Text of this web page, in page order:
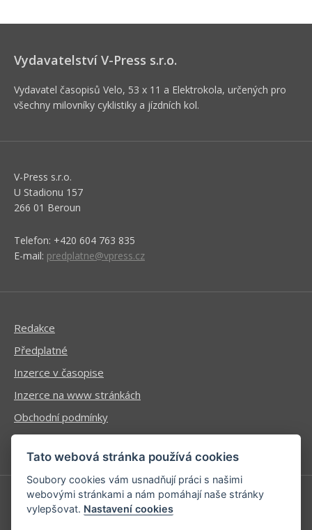
Vydavatelství V-Press s.r.o.
Vydavatel časopisů Velo, 53 x 11 a Elektrokola, určených pro
všechny milovníky cyklistiky a jízdních kol.
V-Press s.r.o.
U Stadionu 157
266 01 Beroun
Telefon: +420 604 763 835
E-mail: predplatne@vpress.cz
Redakce
Předplatné
Inzerce v časopise
Inzerce na www stránkách
Obchodní podmínky
Ochrana osobních údajů
Příhlášení | Registrace
Tato webová stránka používá cookies
Soubory cookies vám usnadňují práci s našimi
webovými stránkami a nám pomáhají naše stránky
vylepšovat. Nastavení cookies